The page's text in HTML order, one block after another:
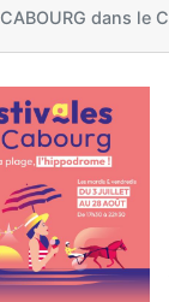
CABOURG dans le